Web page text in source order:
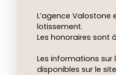
L’agence
lotissement.
Les honoraires sont
Les informations sur
disponibles sur le